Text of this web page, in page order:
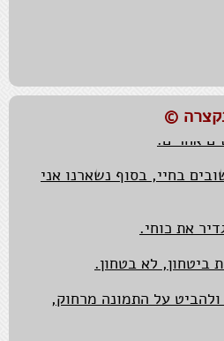
©
כך גם לגבי חוסר מזל.
בעיקר כאשר צריך
עומדת חיבה גדולה
אחרים.